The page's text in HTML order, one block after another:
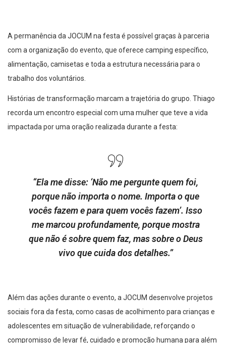
A permanência da JOCUM na festa é possível graças à parceria
com a organização do evento, que oferece camping específico,
alimentação, camisetas e toda a estrutura necessária para o
trabalho dos voluntários.
Histórias de transformação marcam a trajetória do grupo. Thiago
recorda um encontro especial com uma mulher que teve a vida
impactada por uma oração realizada durante a festa:
“Ela me disse: ‘Não me pergunte quem foi,
porque não importa o nome. Importa o que
vocês fazem e para quem vocês fazem’. Isso
me marcou profundamente, porque mostra
que não é sobre quem faz, mas sobre o Deus
vivo que cuida dos detalhes.”
Além das ações durante o evento, a JOCUM desenvolve projetos
sociais fora da festa, como casas de acolhimento para crianças e
adolescentes em situação de vulnerabilidade, reforçando o
compromisso de levar fé, cuidado e promoção humana para além